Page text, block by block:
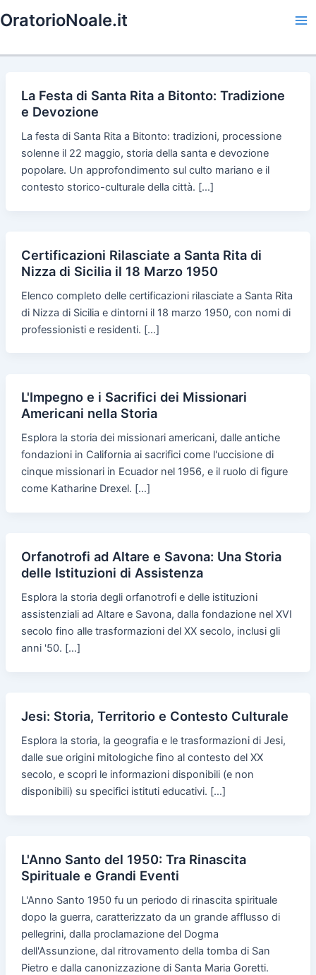
to
OratorioNoale.it
La Festa di Santa Rita a Bitonto: Tradizione
e Devozione
La festa di Santa Rita a Bitonto: tradizioni, processione
solenne il 22 maggio, storia della santa e devozione
popolare. Un approfondimento sul culto mariano e il
contesto storico-culturale della città. […]
Certificazioni Rilasciate a Santa Rita di
Nizza di Sicilia il 18 Marzo 1950
Elenco completo delle certificazioni rilasciate a Santa Rita
di Nizza di Sicilia e dintorni il 18 marzo 1950, con nomi di
professionisti e residenti. […]
L'Impegno e i Sacrifici dei Missionari
Americani nella Storia
Esplora la storia dei missionari americani, dalle antiche
fondazioni in California ai sacrifici come l'uccisione di
cinque missionari in Ecuador nel 1956, e il ruolo di figure
come Katharine Drexel. […]
Orfanotrofi ad Altare e Savona: Una Storia
delle Istituzioni di Assistenza
Esplora la storia degli orfanotrofi e delle istituzioni
assistenziali ad Altare e Savona, dalla fondazione nel XVI
secolo fino alle trasformazioni del XX secolo, inclusi gli
anni '50. […]
Jesi: Storia, Territorio e Contesto Culturale
Esplora la storia, la geografia e le trasformazioni di Jesi,
dalle sue origini mitologiche fino al contesto del XX
secolo, e scopri le informazioni disponibili (e non
disponibili) su specifici istituti educativi. […]
L'Anno Santo del 1950: Tra Rinascita
Spirituale e Grandi Eventi
L'Anno Santo 1950 fu un periodo di rinascita spirituale
dopo la guerra, caratterizzato da un grande afflusso di
pellegrini, dalla proclamazione del Dogma
dell'Assunzione, dal ritrovamento della tomba di San
Pietro e dalla canonizzazione di Santa Maria Goretti.